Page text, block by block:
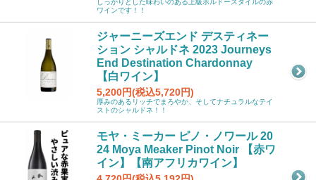
しっかりとした味わいのある上級ボルドースタイルの赤
ワインです！！
ジャーニーズエンド デスティネー
ション シャルドネ 2023 Journeys
End Destination Chardonnay
【白ワイン】
5,200円(税込5,720円)
厚みのあるリッチでまろやか、そしてナチュラルなテイ
ストのシャルドネ！！
モヤ・ミーカー ピノ・ノワール 20
24 Moya Meaker Pinot Noir 【赤ワ
イン】【南アフリカワイン】